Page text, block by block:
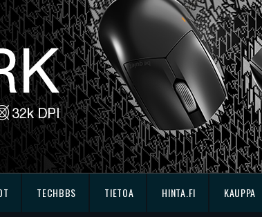
TECHBBS TIETOA HINTA.FI KAUPPA